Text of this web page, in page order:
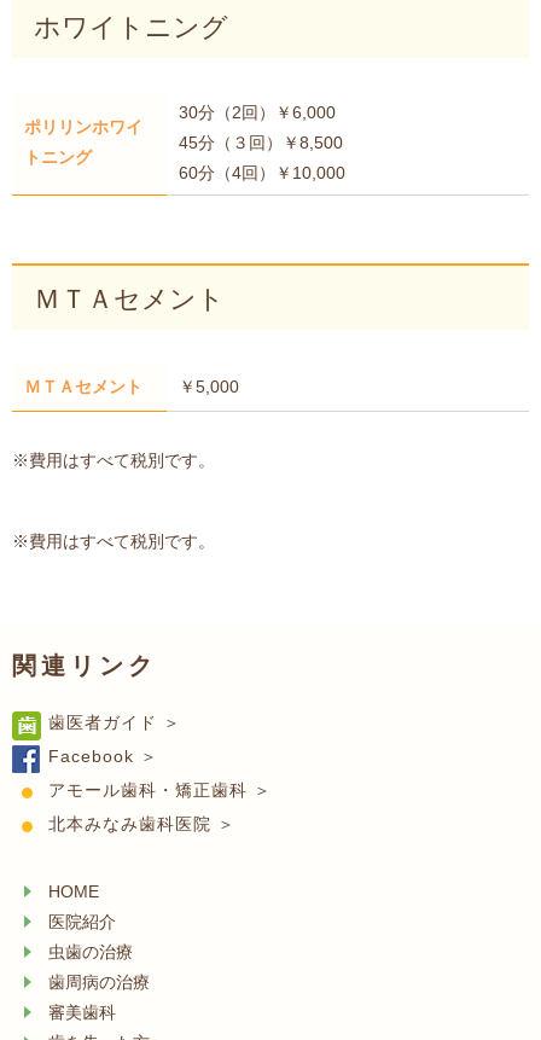
ホワイトニング
ポリリンホワイ
トニング
30分（2回）￥6,000
45分（３回）￥8,500
60分（4回）￥10,000
ＭＴＡセメント
ＭＴＡセメント ￥5,000
※費用はすべて税別です。
※費用はすべて税別です。
関連リンク
歯医者ガイド ＞
Facebook ＞
アモール歯科・矯正歯科 ＞
北本みなみ歯科医院 ＞
HOME
医院紹介
虫歯の治療
歯周病の治療
審美歯科